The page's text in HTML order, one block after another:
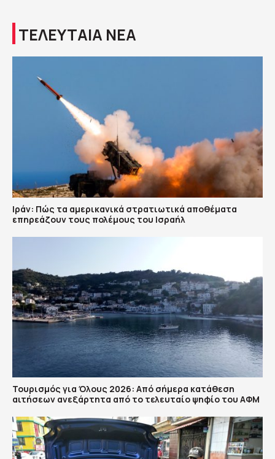
ΤΕΛΕΥΤΑΙΑ ΝΕΑ
Ιράν: Πώς τα αμερικανικά στρατιωτικά αποθέματα
επηρεάζουν τους πολέμους του Ισραήλ
Τουρισμός για Όλους 2026: Από σήμερα κατάθεση
αιτήσεων ανεξάρτητα από το τελευταίο ψηφίο του ΑΦΜ